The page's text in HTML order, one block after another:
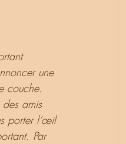
une
couche.
amis
porter l’œil
Par